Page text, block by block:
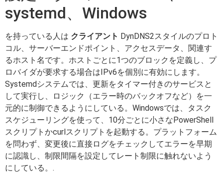
systemd、Windows
を持っている人は クライアント DynDNS2スタイルのプロト
コル、サーバーエンドポイント、アクセスデータ、関連す
るホスト名です。ホストごとに1つのブロックを定義し、プ
ロバイダが要求する場合はIPv6を個別に有効にします。
Systemdシステムでは、更新をタイマー付きのサービスと
して実行し、ロジック（エラー時のバックオフなど）を一
元的に制御できるようにしている。Windowsでは、タスク
スケジューリングを使って、10分ごとに小さなPowerShell
スクリプトかcurlスクリプトを起動する。プラットフォーム
を問わず、変更後に直接ログをチェックしてエラーを早期
に認識し、制限間隔を設定してレート制限に触れないよう
にしている。.